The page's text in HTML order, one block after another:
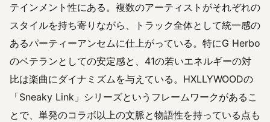
テインメント性にある。複数のアーティストがそれぞれの
スタイルを持ち寄りながら、トラック全体として統一感の
あるパーティーアンセムに仕上がっている。特にG Herbo
のベテランとしての安定感と、41の若いエネルギーの対
比は楽曲にダイナミズムを与えている。HXLLYWOODの
「Sneaky Link」シリーズというフレームワークがあるこ
とで、単発のコラボ以上の文脈と物語性を持っている点も